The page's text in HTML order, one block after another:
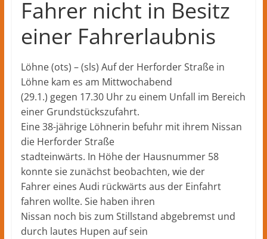
Fahrer nicht in Besitz
einer Fahrerlaubnis
Löhne (ots) – (sls) Auf der Herforder Straße in
Löhne kam es am Mittwochabend
(29.1.) gegen 17.30 Uhr zu einem Unfall im Bereich
einer Grundstückszufahrt.
Eine 38-jährige Löhnerin befuhr mit ihrem Nissan
die Herforder Straße
stadteinwärts. In Höhe der Hausnummer 58
konnte sie zunächst beobachten, wie der
Fahrer eines Audi rückwärts aus der Einfahrt
fahren wollte. Sie haben ihren
Nissan noch bis zum Stillstand abgebremst und
durch lautes Hupen auf sein